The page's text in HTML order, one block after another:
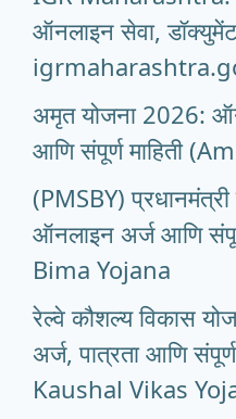
ऑनलाइन सेवा,
अमृत योजना 2026:
आणि संपूर्ण माहिती
(PMSBY) प्रधानमंत्री
ऑनलाइन अर्ज आणि
Bima Yojana
रेल्वे कौशल्य विकास
अर्ज, पात्रता आणि
Kaushal Vikas